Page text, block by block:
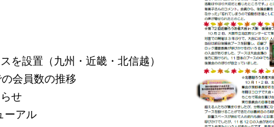
を設置（九州・近畿・北信越）
会員数の推移
せ
ーアル